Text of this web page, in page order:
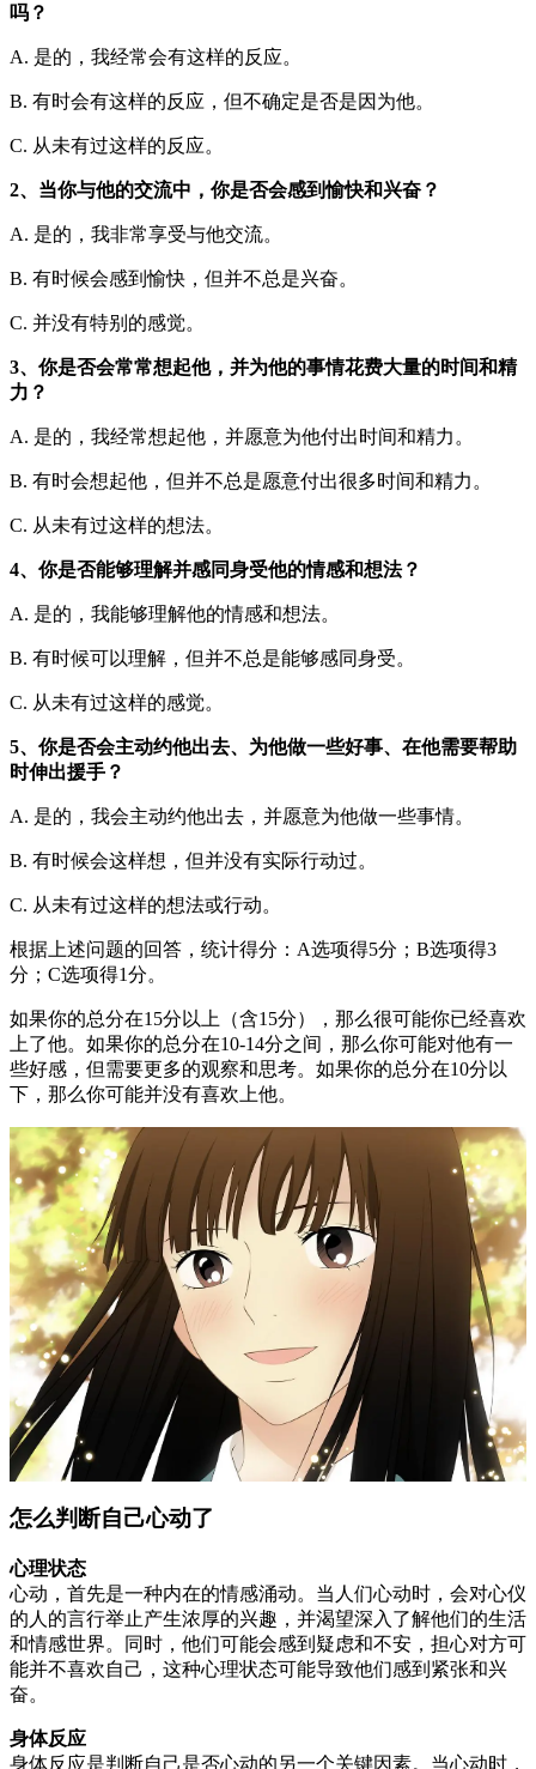
吗？
A. 是的，我经常会有这样的反应。
B. 有时会有这样的反应，但不确定是否是因为他。
C. 从未有过这样的反应。
2、当你与他的交流中，你是否会感到愉快和兴奋？
A. 是的，我非常享受与他交流。
B. 有时候会感到愉快，但并不总是兴奋。
C. 并没有特别的感觉。
3、你是否会常常想起他，并为他的事情花费大量的时间和精
力？
A. 是的，我经常想起他，并愿意为他付出时间和精力。
B. 有时会想起他，但并不总是愿意付出很多时间和精力。
C. 从未有过这样的想法。
4、你是否能够理解并感同身受他的情感和想法？
A. 是的，我能够理解他的情感和想法。
B. 有时候可以理解，但并不总是能够感同身受。
C. 从未有过这样的感觉。
5、你是否会主动约他出去、为他做一些好事、在他需要帮助
时伸出援手？
A. 是的，我会主动约他出去，并愿意为他做一些事情。
B. 有时候会这样想，但并没有实际行动过。
C. 从未有过这样的想法或行动。
根据上述问题的回答，统计得分：A选项得5分；B选项得3
分；C选项得1分。
如果你的总分在15分以上（含15分），那么很可能你已经喜欢
上了他。如果你的总分在10-14分之间，那么你可能对他有一
些好感，但需要更多的观察和思考。如果你的总分在10分以
下，那么你可能并没有喜欢上他。
怎么判断自己心动了
心理状态
心动，首先是一种内在的情感涌动。当人们心动时，会对心仪
的人的言行举止产生浓厚的兴趣，并渴望深入了解他们的生活
和情感世界。同时，他们可能会感到疑虑和不安，担心对方可
能并不喜欢自己，这种心理状态可能导致他们感到紧张和兴
奋。
身体反应
身体反应是判断自己是否心动的另一个关键因素。当心动时，